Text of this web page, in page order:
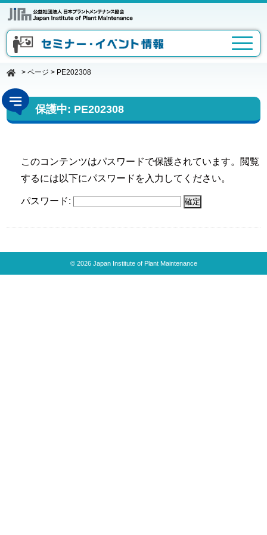
>ページ > PE202308
保護中: PE202308
このコンテンツはパスワードで保護されています。閲覧
するには以下にパスワードを入力してください。
パスワード:
© 2026 Japan Institute of Plant Maintenance